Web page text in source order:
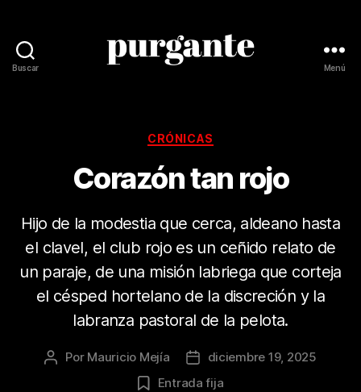
Buscar Menú
Categorías
CRÓNICAS
Corazón tan rojo
Hijo de la modestia que cerca, aldeano hasta
el clavel, el club rojo es un ceñido relato de
un paraje, de una misión labriega que corteja
el césped hortelano de la discreción y la
labranza pastoral de la pelota.
Autor
Por Mauricio Mejía
Fecha
de
diciembre 19, 2025
Entrada fija